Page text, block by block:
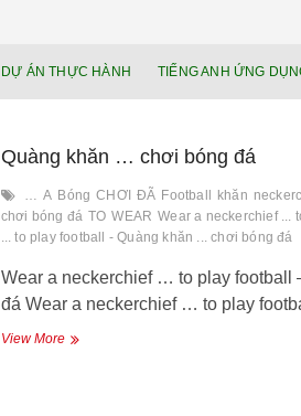
DỰ ÁN THỰC HÀNH TIẾNG ANH ỨNG
Quàng khăn … chơi bóng đá
… A Bóng CHƠI ĐÃ Football khăn
chơi bóng đá TO WEAR Wear a neckerchief ...
... to play football - Quàng khăn ... chơi bóng đá
Wear a neckerchief … to play
đá Wear a neckerchief … to play
View MoreQuàng